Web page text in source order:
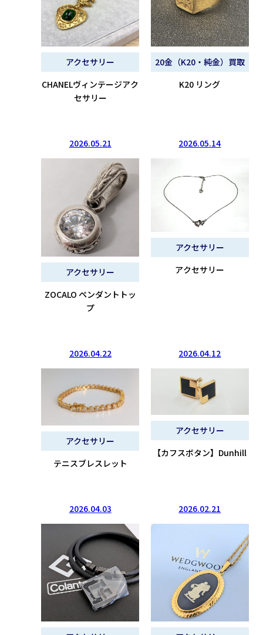
アクセサリー
CHANELヴィンテージアク
セサリー
20金（K20・純金）買取
K20 リング
2026.05.21
アクセサリー
ZOCALO ペンダントトッ
プ
2026.05.14
アクセサリー
アクセサリー
2026.04.22
アクセサリー
テニスブレスレット
2026.04.12
アクセサリー
【カフスボタン】Dunhill
2026.04.03 2026.02.21